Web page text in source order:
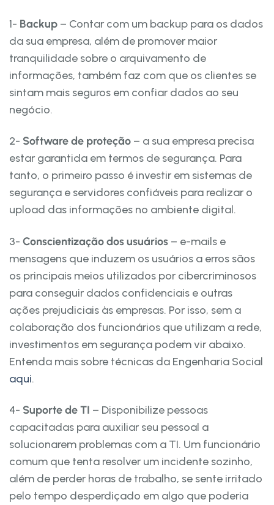
1- Backup – Contar com um backup para os dados
da sua empresa, além de promover maior
tranquilidade sobre o arquivamento de
informações, também faz com que os clientes se
sintam mais seguros em confiar dados ao seu
negócio.
2- Software de proteção – a sua empresa precisa
estar garantida em termos de segurança. Para
tanto, o primeiro passo é investir em sistemas de
segurança e servidores confiáveis para realizar o
upload das informações no ambiente digital.
3- Conscientização dos usuários – e-mails e
mensagens que induzem os usuários a erros sãos
os principais meios utilizados por cibercriminosos
para conseguir dados confidenciais e outras
ações prejudiciais às empresas. Por isso, sem a
colaboração dos funcionários que utilizam a rede,
investimentos em segurança podem vir abaixo.
Entenda mais sobre técnicas da Engenharia Social
aqui.
4- Suporte de TI – Disponibilize pessoas
capacitadas para auxiliar seu pessoal a
solucionarem problemas com a TI. Um funcionário
comum que tenta resolver um incidente sozinho,
além de perder horas de trabalho, se sente irritado
pelo tempo desperdiçado em algo que poderia